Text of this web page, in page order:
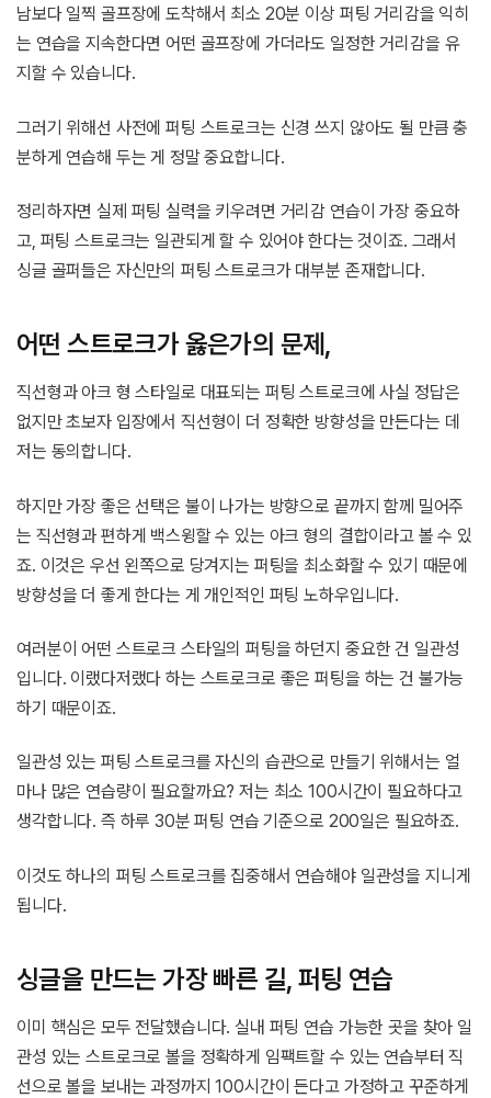
남보다 일찍 골프장에 도착해서 최소 20분 이상 퍼팅 거리감을 익히
는 연습을 지속한다면 어떤 골프장에 가더라도 일정한 거리감을 유
지할 수 있습니다.
그러기 위해선 사전에 퍼팅 스트로크는 신경 쓰지 않아도 될 만큼 충
분하게 연습해 두는 게 정말 중요합니다.
정리하자면 실제 퍼팅 실력을 키우려면 거리감 연습이 가장 중요하
고, 퍼팅 스트로크는 일관되게 할 수 있어야 한다는 것이죠. 그래서
싱글 골퍼들은 자신만의 퍼팅 스트로크가 대부분 존재합니다.
어떤 스트로크가 옳은가의 문제,
직선형과 아크 형 스타일로 대표되는 퍼팅 스트로크에 사실 정답은
없지만 초보자 입장에서 직선형이 더 정확한 방향성을 만든다는 데
저는 동의합니다.
하지만 가장 좋은 선택은 불이 나가는 방향으로 끝까지 함께 밀어주
는 직선형과 편하게 백스윙할 수 있는 아크 형의 결합이라고 볼 수 있
죠. 이것은 우선 왼쪽으로 당겨지는 퍼팅을 최소화할 수 있기 때문에
방향성을 더 좋게 한다는 게 개인적인 퍼팅 노하우입니다.
여러분이 어떤 스트로크 스타일의 퍼팅을 하던지 중요한 건 일관성
입니다. 이랬다저랬다 하는 스트로크로 좋은 퍼팅을 하는 건 불가능
하기 때문이죠.
일관성 있는 퍼팅 스트로크를 자신의 습관으로 만들기 위해서는 얼
마나 많은 연습량이 필요할까요? 저는 최소 100시간이 필요하다고
생각합니다. 즉 하루 30분 퍼팅 연습 기준으로 200일은 필요하죠.
이것도 하나의 퍼팅 스트로크를 집중해서 연습해야 일관성을 지니게
됩니다.
싱글을 만드는 가장 빠른 길, 퍼팅 연습
이미 핵심은 모두 전달했습니다. 실내 퍼팅 연습 가능한 곳을 찾아 일
관성 있는 스트로크로 볼을 정확하게 임팩트할 수 있는 연습부터 직
선으로 볼을 보내는 과정까지 100시간이 든다고 가정하고 꾸준하게